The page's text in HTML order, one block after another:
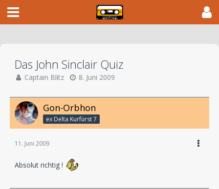
Das John Sinclair Quiz
Captain Blitz 8. Juni 2009
Gon-Orbhon
ex Delta Kurfürst 7
11. Juni 2009
Absolut richtig !